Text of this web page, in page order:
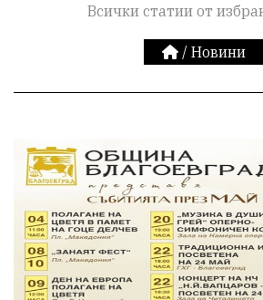
Всички статии от
/ Новини